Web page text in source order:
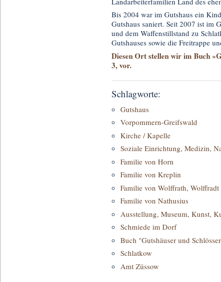
Bis 2004 war im Gutshaus ein
Gutshaus saniert. Seit 2007 ist im
und dem Waffenstillstand zu
Gutshauses sowie die Freitrappe
Diesen Ort stellen wir im Buch
3, vor.
Schlagworte:
Gutshaus
Vorpommern-Greifswald
Kirche / Kapelle
Soziale Einrichtung, Medizin,
Familie von Horn
Familie von Kreplin
Familie von Wolffrath, Wolffradt
Familie von Nathusius
Ausstellung, Museum, Kunst,
Schmiede im Dorf
Buch "Gutshäuser und
Schlatkow
Amt Züssow